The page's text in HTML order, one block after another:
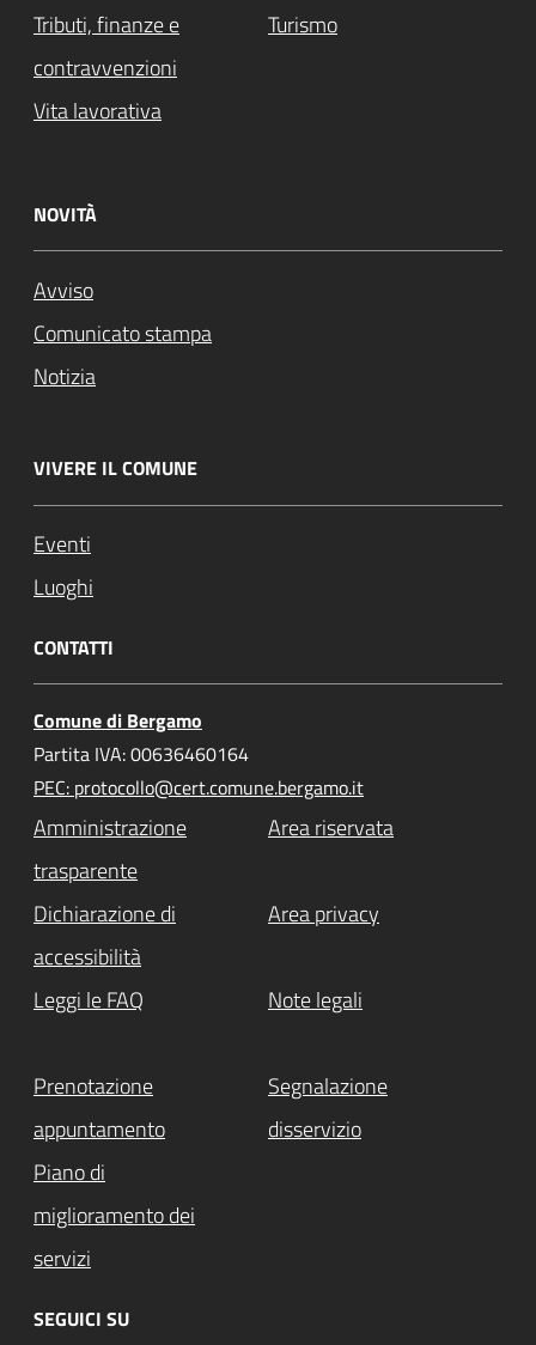
Tributi, finanze e
contravvenzioni
Turismo
Vita lavorativa
NOVITÀ
Avviso
Comunicato stampa
Notizia
VIVERE IL COMUNE
Eventi
Luoghi
CONTATTI
Comune di Bergamo
Partita IVA: 00636460164
PEC: protocollo@cert.comune.bergamo.it
Amministrazione
trasparente
Area riservata
Dichiarazione di
accessibilità
Area privacy
Leggi le FAQ Note legali
Prenotazione
appuntamento
Segnalazione
disservizio
Piano di
miglioramento dei
servizi
SEGUICI SU